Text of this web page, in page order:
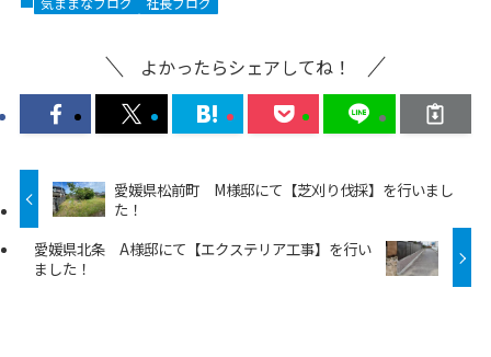
よかったらシェアしてね！
愛媛県松前町 M様邸にて【芝刈り伐採】を行いまし
た！
愛媛県北条 A様邸にて【エクステリア工事】を行い
ました！